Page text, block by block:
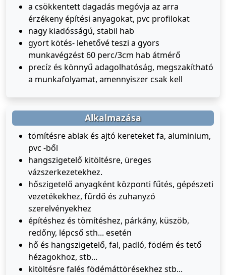
a csökkentett dagadás megóvja az arra
érzékeny építési anyagokat, pvc profilokat
nagy kiadósságú, stabil hab
gyort kötés- lehetővé teszi a gyors
munkavégzést 60 perc/3cm hab átmérő
precíz és könnyű adagolhatóság, megszakítható
a munkafolyamat, amennyiszer csak kell
Alkalmazása
tömítésre ablak és ajtó kereteket fa, aluminium,
pvc -ből
hangszigetelő kitöltésre, üreges
vázszerkezetekhez.
hőszigetelő anyagként központi fűtés, gépészeti
vezetékekhez, fűrdő és zuhanyzó
szerelvényekhez
építéshez és tömítéshez, párkány, küszöb,
redőny, lépcső sth... esetén
hő és hangszigetelő, fal, padló, födém és tető
hézagokhoz, stb...
kitöltésre falés födémáttörésekhez stb...